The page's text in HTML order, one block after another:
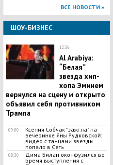
ВСЕ НОВОСТИ »
ШОУ-БИЗНЕС
12:36
Al Arabiya:
“Белая”
звезда хип-
хопа Эминем
вернулся на сцену и открыто
объявил себя противником
Трампа
09:00
Ксения Собчак "зажгла" на
вечеринке Яны Рудковской:
видео с танцами звезды
попало в Сеть
08:30
Дима Билан оконфузился во
время выступления с